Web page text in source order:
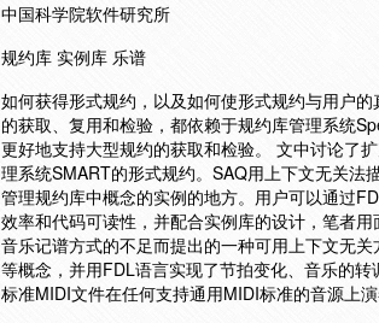
中国科学院软件研究所
规约库 实例库 乐谱
如何获得形式规约，以及如何使形式规约与用户
的获取、复用和检验，都依赖于规约库管理系统
更好地支持大型规约的获取和检验。 文中讨论了
理系统SMART的形式规约。SAQ用上下文无关法
管理规约库中概念的实例的地方。用户可以通过
效率和代码可读性，并配合实例库的设计，笔者
音乐记谱方式的不足而提出的一种可用上下文无
等概念，并用FDL语言实现了节拍变化、音乐的
标准MIDI文件在任何支持通用MIDI标准的音源上